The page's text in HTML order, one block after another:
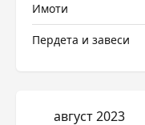
Имоти
Пердета и завеси
август 2023